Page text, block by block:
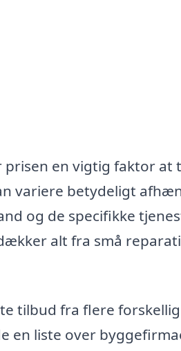
en vigtig faktor at
variere betydeligt
og de specifikke
alt fra små
tilbud fra flere
en liste over